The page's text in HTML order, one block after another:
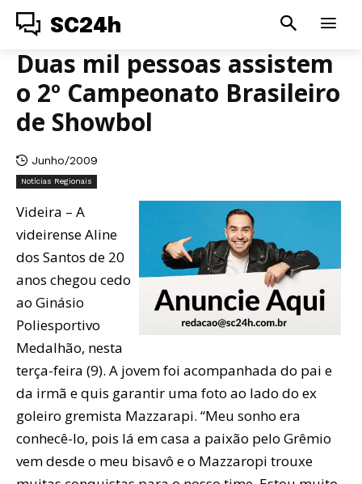
SC24h
Duas mil pessoas assistem
o 2º Campeonato Brasileiro
de Showbol
Junho/2009
Notícias Regionais
Videira – A
videirense Aline
dos Santos de 20
anos chegou cedo
ao Ginásio
Poliesportivo
Medalhão, nesta
terça-feira (9). A jovem foi acompanhada do pai e
da irmã e quis garantir uma foto ao lado do ex
goleiro gremista Mazzarapi. “Meu sonho era
conhecê-lo, pois lá em casa a paixão pelo Grêmio
vem desde o meu bisavô e o Mazzaropi trouxe